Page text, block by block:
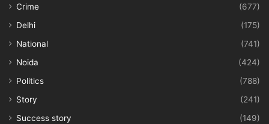
Crime
(677)
Delhi
(175)
National
(741)
Noida
(424)
Politics
(788)
Story
(241)
Success story
(149)